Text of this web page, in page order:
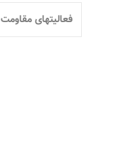
فعالیتهای مقاومت